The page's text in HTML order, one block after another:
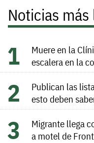
Noticias más
Muere en la
escalera en la
Publican las
esto deben
Migrante llega
a motel de